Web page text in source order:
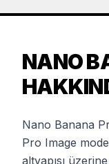
NANO
Nano Banana
Pro Image
altyapısı